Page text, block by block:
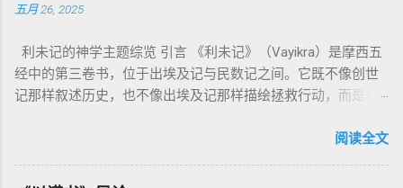
五月 26, 2025
利未记的神学主题综览 引言 《利未记》（Vayikra）是摩西五
经中的第三卷书，位于出埃及记与民数记之间。它既不像创世
记那样叙述历史，也不像出埃及记那样描绘拯救行动，而是将
内容看似仪式化，《利未记》却揭示了 神的临在如何规范人类
为我耶和华你们的神是圣洁的。”（利未记19:2） 这节经文构成
阅读全文